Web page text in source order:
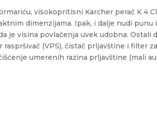
visokopritisni Karcher perač K 4
dimenzijama. Ipak, i dalje nudi punu
je visina povlačenja uvek udobna.
(VPS), čistač prljavštine i filter
umerenih razina prljavštine (mali